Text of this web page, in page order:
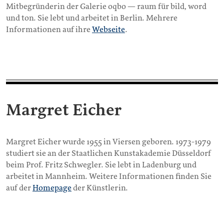
Mitbegründerin der Galerie oqbo — raum für bild, word
und ton. Sie lebt und arbeitet in Berlin. Mehrere
Informationen auf ihre Webseite.
Margret Eicher
Margret Eicher wurde 1955 in Viersen geboren. 1973-1979
studiert sie an der Staatlichen Kunstakademie Düsseldorf
beim Prof. Fritz Schwegler. Sie lebt in Ladenburg und
arbeitet in Mannheim. Weitere Informationen finden Sie
auf derHomepageder Künstlerin.